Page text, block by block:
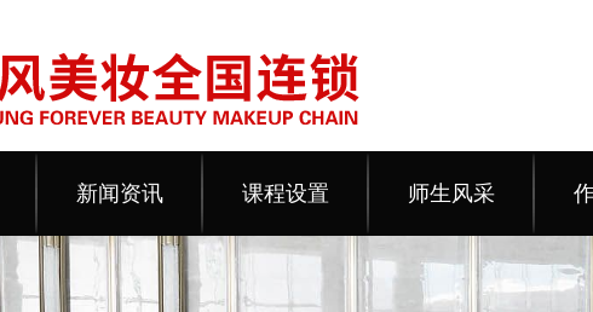
新闻资讯 课程设置 师生风采